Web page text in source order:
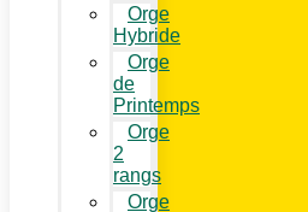
Orge
Hybride
Orge
de
Printemps
Orge
2
rangs
Orge